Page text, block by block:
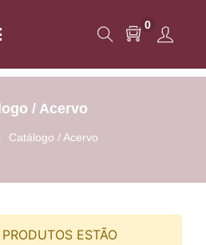
0
/ Acervo
Catálogo / Acervo
ESTÃO